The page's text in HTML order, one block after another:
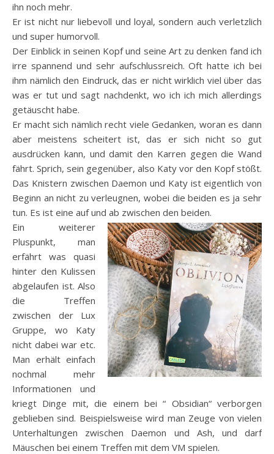
ihn noch mehr.
Er ist nicht nur liebevoll und loyal, sondern auch verletzlich
und super humorvoll.
Der Einblick in seinen Kopf und seine Art zu denken fand ich
irre spannend und sehr aufschlussreich. Oft hatte ich bei
ihm nämlich den Eindruck, das er nicht wirklich viel über das
was er tut und sagt nachdenkt, wo ich ich mich allerdings
getäuscht habe.
Er macht sich nämlich recht viele Gedanken, woran es dann
aber meistens scheitert ist, das er sich nicht so gut
ausdrücken kann, und damit den Karren gegen die Wand
fährt. Sprich, sein gegenüber, also Katy vor den Kopf stößt.
Das Knistern zwischen Daemon und Katy ist eigentlich von
Beginn an nicht zu verleugnen, wobei die beiden es ja sehr
tun. Es ist eine auf und ab zwischen den beiden.
Ein weiterer
Pluspunkt, man
erfährt was quasi
hinter den Kulissen
abgelaufen ist. Also
die Treffen
zwischen der Lux
Gruppe, wo Katy
nicht dabei war etc.
Man erhält einfach
nochmal mehr
Informationen und
kriegt Dinge mit, die einem bei “ Obsidian“ verborgen
geblieben sind. Beispielsweise wird man Zeuge von vielen
Unterhaltungen zwischen Daemon und Ash, und darf
Mäuschen bei einem Treffen mit dem VM spielen.